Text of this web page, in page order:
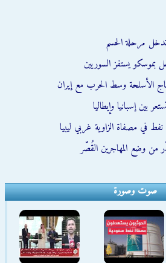
مرحلة الحسم
يستفز السوريين
الأسلحة وسط الحرب مع إيران
بين إسبانيا وإيطاليا
في مصفاة الزاوية غربي ليبيا
من وضع المهاجرين القُصّر
صوت وصورة